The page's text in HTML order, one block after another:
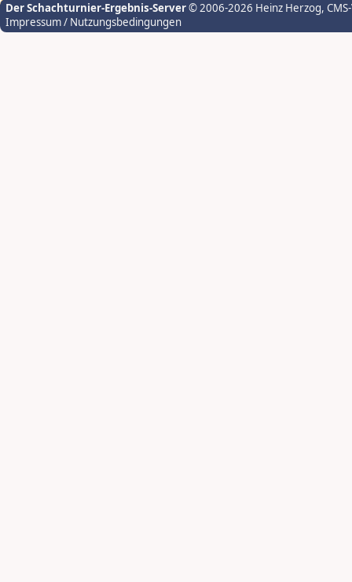
Der Schachturnier-Ergebnis-Server© 2006-2026 Heinz Herzog,
Impressum / Nutzungsbedingungen